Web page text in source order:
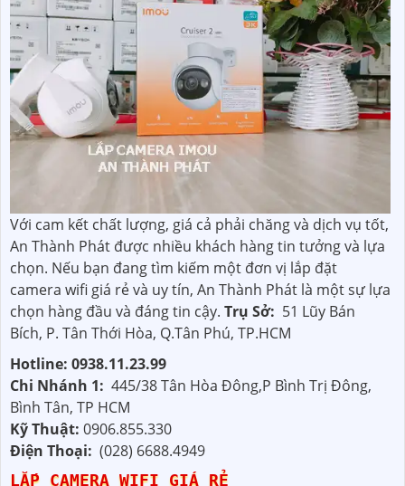
Với cam kết chất lượng, giá cả phải chăng và dịch vụ tốt,
An Thành Phát được nhiều khách hàng tin tưởng và lựa
chọn. Nếu bạn đang tìm kiếm một đơn vị lắp đặt
camera wifi giá rẻ và uy tín, An Thành Phát là một sự lựa
chọn hàng đầu và đáng tin cậy. Trụ Sở: 51 Lũy Bán
Bích, P. Tân Thới Hòa, Q.Tân Phú, TP.HCM
Hotline: 0938.11.23.99
Chi Nhánh 1: 445/38 Tân Hòa Đông,P Bình Trị Đông,
Bình Tân, TP HCM
Kỹ Thuật: 0906.855.330
Điện Thoại: (028) 6688.4949
LẮP CAMERA WIFI GIÁ RẺ